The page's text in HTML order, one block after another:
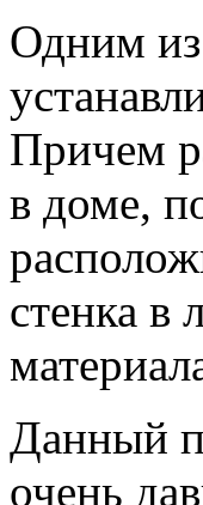
Одним из
Причем
в доме,
стенка в
Данный
очень